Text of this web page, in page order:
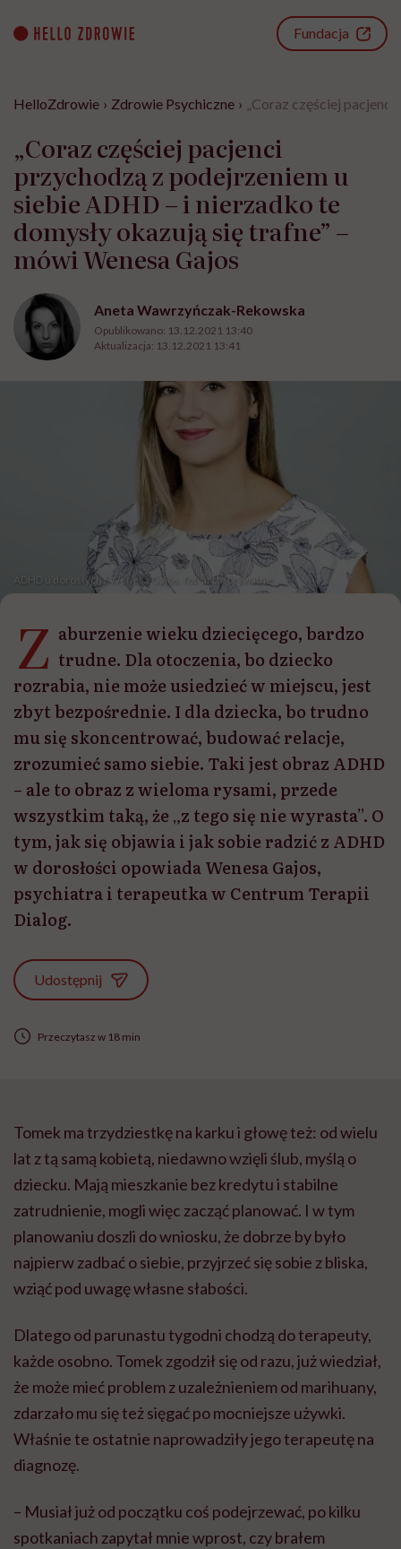
content
Fundacja
HelloZdrowie › Zdrowie Psychiczne › „Coraz częściej
„Coraz częściej pacjenci
przychodzą z podejrzeniem u
siebie ADHD – i nierzadko te
domysły okazują się trafne” –
mówi Wenesa Gajos
Aneta Wawrzyńczak-Rekowska
Opublikowano: 13.12.2021 13:40
Aktualizacja: 13.12.2021 13:41
ADHD u dorosłych / Wenesa Gajos, fot. arch. prywatne
Z aburzenie wieku dziecięcego, bardzo
trudne. Dla otoczenia, bo dziecko
rozrabia, nie może usiedzieć w miejscu, jest
zbyt bezpośrednie. I dla dziecka, bo trudno
mu się skoncentrować, budować relacje,
zrozumieć samo siebie. Taki jest obraz ADHD
– ale to obraz z wieloma rysami, przede
wszystkim taką, że „z tego się nie wyrasta”. O
tym, jak się objawia i jak sobie radzić z ADHD
w dorosłości opowiada Wenesa Gajos,
psychiatra i terapeutka w Centrum Terapii
Dialog.
Udostępnij
Przeczytasz w 18 min
Tomek ma trzydziestkę na karku i głowę też: od wielu
lat z tą samą kobietą, niedawno wzięli ślub, myślą o
dziecku. Mają mieszkanie bez kredytu i stabilne
zatrudnienie, mogli więc zacząć planować. I w tym
planowaniu doszli do wniosku, że dobrze by było
najpierw zadbać o siebie, przyjrzeć się sobie z bliska,
wziąć pod uwagę własne słabości.
Dlatego od parunastu tygodni chodzą do terapeuty,
każde osobno. Tomek zgodził się od razu, już wiedział,
że może mieć problem z uzależnieniem od marihuany,
zdarzało mu się też sięgać po mocniejsze używki.
Właśnie te ostatnie naprowadziły jego terapeutę na
diagnozę.
– Musiał już od początku coś podejrzewać, po kilku
spotkaniach zapytał mnie wprost, czy brałem